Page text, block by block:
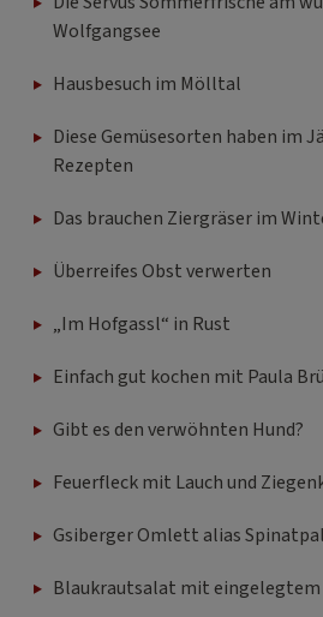
Wolfgangsee
Hausbesuch im Mölltal
Diese Gemüsesorten haben im
Rezepten
Das brauchen Ziergräser im
Überreifes Obst verwerten
„Im Hofgassl“ in Rust
Einfach gut kochen mit Paula
Gibt es den verwöhnten Hund?
Feuerfleck mit Lauch und
Gsiberger Omlett alias
Blaukrautsalat mit eingelegtem